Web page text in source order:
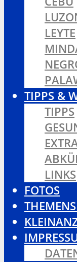
LEYTE
TIPPS &
TIPPS
LINKS
FOTOS